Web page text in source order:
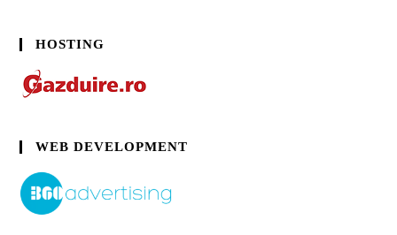
HOSTING
WEB DEVELOPMENT